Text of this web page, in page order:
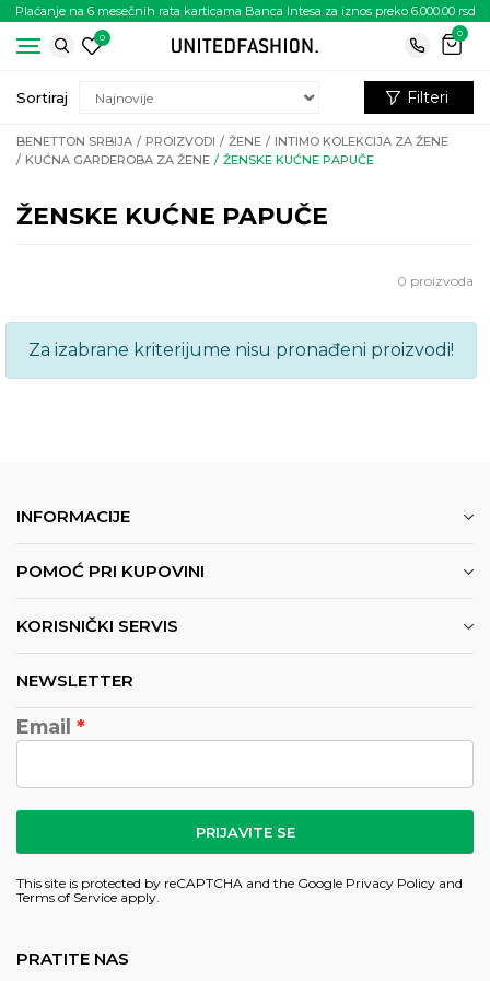
Plaćanje na 6 mesečnih rata karticama Banca Intesa za iznos preko 6.000.00 rsd
0
0
BENETTON SRBIJA PROIZVODI ŽENE
INTIMO KOLEKCIJA ZA ŽENE
KUĆNA GARDEROBA ZA ŽENE
ŽENSKE KUĆNE PAPUČE
ŽENSKE KUĆNE PAPUČE
Sortiraj Filteri
0 proizvoda
Za izabrane kriterijume nisu pronađeni proizvodi!
INFORMACIJE
POMOĆ PRI KUPOVINI
KORISNIČKI SERVIS
NEWSLETTER
Email
PRIJAVITE SE
This site is protected by reCAPTCHA and the Google Privacy Policy and
Terms of Service apply.
PRATITE NAS